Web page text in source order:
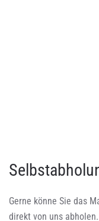
Gerne könne Sie das
direkt von uns abholen.